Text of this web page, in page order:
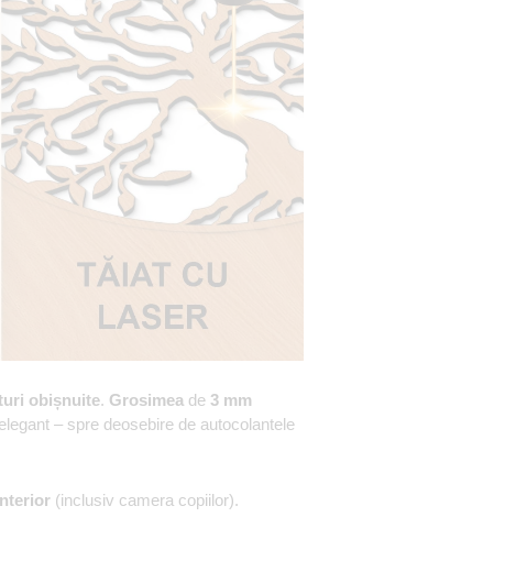
obișnuite. Grosimea de 3 mm
– spre deosebire de autocolantele
(inclusiv camera copiilor).